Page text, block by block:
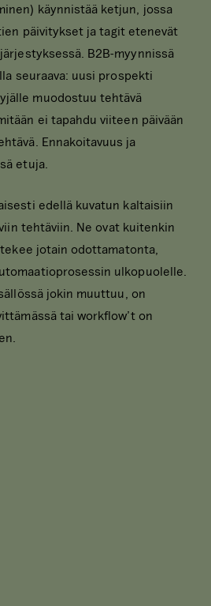
käynnistää ketjun, jossa
päivitykset ja tagit etenevät
B2B-myynnissä
seuraava: uusi prospekti
muodostuu tehtävä
ei tapahdu viiteen päivään
Ennakoitavuus ja
etuja.
edellä kuvatun kaltaisiin
tehtäviin. Ne ovat kuitenkin
jotain odottamatonta,
ulkopuolelle.
jokin muuttuu, on
tai workflow’t on